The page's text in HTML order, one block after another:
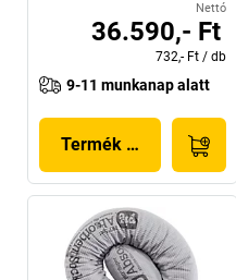
Nettó
36.590,- Ft
732,- Ft / db
9-11 munkanap alatt
Termék megjelenítése